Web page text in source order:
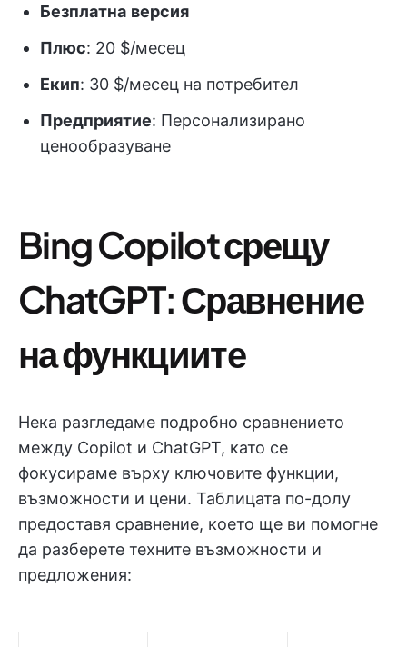
Безплатна версия
Плюс: 20 $/месец
Екип: 30 $/месец на потребител
Предприятие: Персонализирано
ценообразуване
Bing Copilot срещу
ChatGPT: Сравнение
на функциите
Нека разгледаме подробно сравнението
между Copilot и ChatGPT, като се
фокусираме върху ключовите функции,
възможности и цени. Таблицата по-долу
предоставя сравнение, което ще ви помогне
да разберете техните възможности и
предложения: